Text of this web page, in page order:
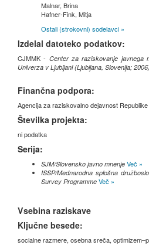
Malnar, Brina
Hafner-Fink, Mitja
Ostali (strokovni) sodelavci »
Izdelal datoteko podatkov:
CJMMK - Center za raziskovanje javnega
Univerza v Ljubljani (Ljubljana, Slovenija; 2006)
Finančna podpora:
Agencija za raziskovalno dejavnost
Številka projekta:
ni podatka
Serija:
SJM/Slovensko javno mnenje Več »
ISSP/Mednarodna splošna
Survey Programme Več »
Vsebina raziskave
Ključne besede:
socialne razmere, osebna sreča,